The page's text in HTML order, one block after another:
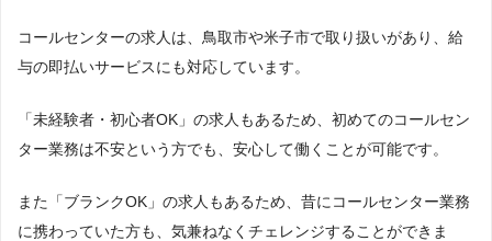
コールセンターの求人は、鳥取市や米子市で取り扱いがあり、給
与の即払いサービスにも対応しています。
「未経験者・初心者OK」の求人もあるため、初めてのコールセン
ター業務は不安という方でも、安心して働くことが可能です。
また「ブランクOK」の求人もあるため、昔にコールセンター業務
に携わっていた方も、気兼ねなくチェレンジすることができま